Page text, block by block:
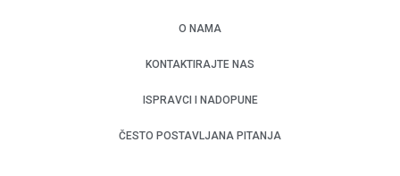
O NAMA
KONTAKTIRAJTE NAS
ISPRAVCI I NADOPUNE
ČESTO POSTAVLJANA PITANJA